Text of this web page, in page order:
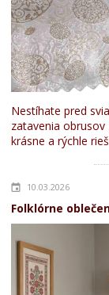
Nestíhate pred
zatavenia obrusov
krásne a rýchle
10.03.2026
Folklórne